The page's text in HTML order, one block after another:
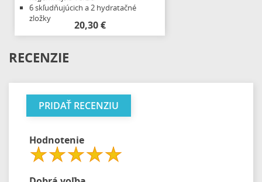
6 skľudňujúcich a 2 hydratačné
zložky
20,30 €
RECENZIE
PRIDAŤ RECENZIU
Hodnotenie